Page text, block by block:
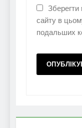
Зберегти
сайту в
подальших